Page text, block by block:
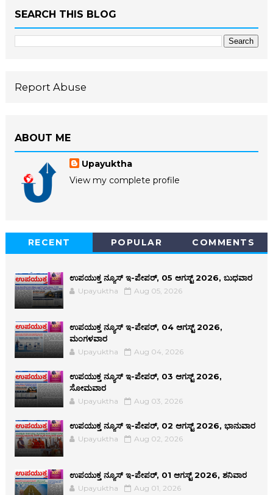
SEARCH THIS BLOG
Report Abuse
ABOUT ME
Upayuktha
View my complete profile
RECENT POPULAR COMMENTS
ಉಪಯುಕ್ತ ನ್ಯೂಸ್ ಇ-ಪೇಪರ್, 05 ಆಗಸ್ಟ್ 2026, ಬುಧವಾರ
Upayuktha Aug 05, 2026
ಉಪಯುಕ್ತ ನ್ಯೂಸ್ ಇ-ಪೇಪರ್, 04 ಆಗಸ್ಟ್ 2026,
ಮಂಗಳವಾರ
Upayuktha Aug 04, 2026
ಉಪಯುಕ್ತ ನ್ಯೂಸ್ ಇ-ಪೇಪರ್, 03 ಆಗಸ್ಟ್ 2026,
ಸೋಮವಾರ
Upayuktha Aug 03, 2026
ಉಪಯುಕ್ತ ನ್ಯೂಸ್ ಇ-ಪೇಪರ್, 02 ಆಗಸ್ಟ್ 2026, ಭಾನುವಾರ
Upayuktha Aug 02, 2026
ಉಪಯುಕ್ತ ನ್ಯೂಸ್ ಇ-ಪೇಪರ್, 01 ಆಗಸ್ಟ್ 2026, ಶನಿವಾರ
Upayuktha Aug 01, 2026